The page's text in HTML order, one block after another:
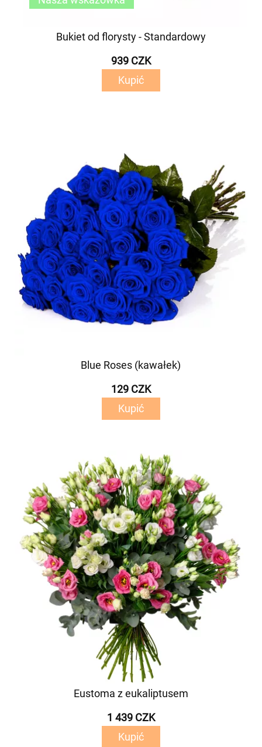
Bukiet od florysty - Standardowy
939 CZK
Kupić
Blue Roses (kawałek)
129 CZK
Kupić
Eustoma z eukaliptusem
1 439 CZK
Kupić